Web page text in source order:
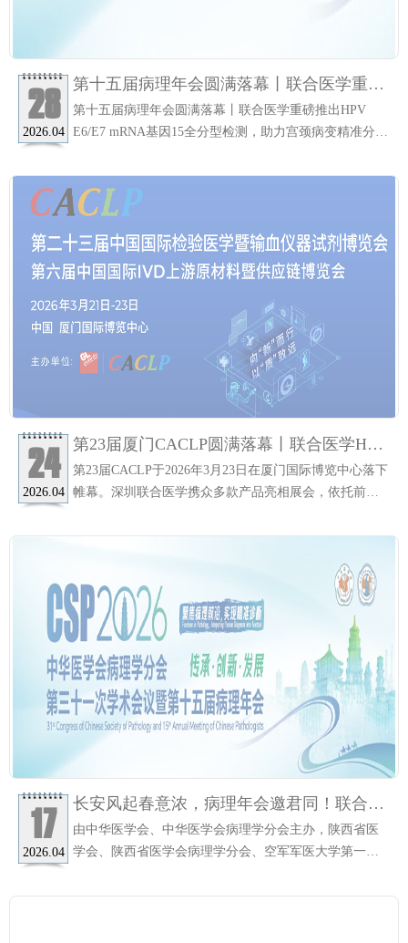
28
2026.04
第十五届病理年会圆满落幕丨联合医学重磅
推出HPV E6/E7 mRNA基因15全分型检测，
助力宫颈病变精准分层管理！
第十五届病理年会圆满落幕丨联合医学重磅推出HPV
E6/E7 mRNA基因15全分型检测，助力宫颈病变精准分层
24
2026.04
第23届厦门CACLP圆满落幕丨联合医学HPV
E6/E7 mRNA基因分型检测产品大放异彩！
第23届CACLP于2026年3月23日在厦门国际博览中心落下
帷幕。深圳联合医学携众多款产品亮相展会，依托前沿
切关注，获得了高度的评价和肯定，其中HPV E6/E7
17
2026.04
长安风起春意浓，病理年会邀君同！联合医
学携重磅新品邀您相聚西安，共话病理新篇
章
由中华医学会、中华医学会病理学分会主办，陕西省医
学会、陕西省医学会病理学分会、空军军医大学第一附
办，国际病理学会中国分会、中国医师协会病理科医师